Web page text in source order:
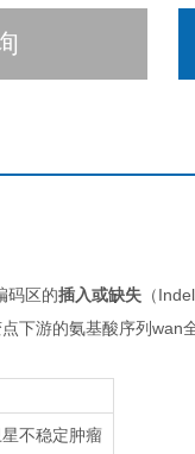
码区的插入或缺失 （
下游的氨基酸序列wan
不稳定肿瘤